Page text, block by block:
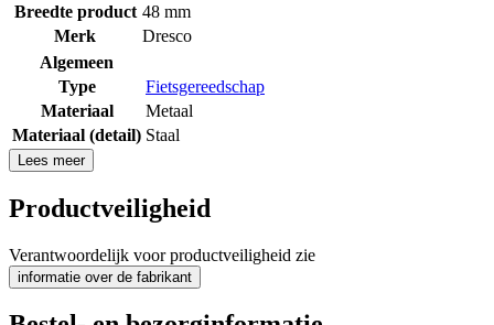
Breedte product 48 mm
Merk
Dresco
Algemeen
Type
Fietsgereedschap
Materiaal
Metaal
Materiaal (detail) Staal
Lees meer
Productveiligheid
Verantwoordelijk voor productveiligheid zie
informatie over de fabrikant